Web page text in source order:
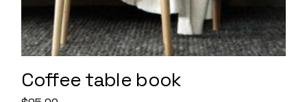
Coffee table book